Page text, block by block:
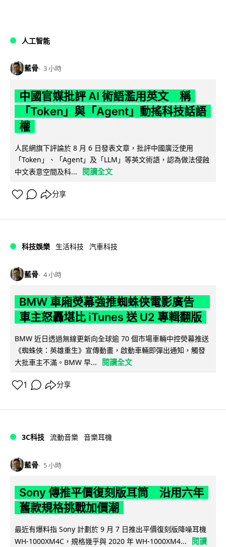
人工智能
藍骨 3 小時
中國官媒批評 AI 術語濫用英文 稱
「Token」與「Agent」動搖科技話語
權
人民網旗下評論於 8 月 6 日發表文章，批評中國廣泛使用
「Token」、「Agent」及「LLM」等英文術語，認為做法侵蝕
中文表意空間及科...
閱讀全文
分享
科技娛樂 生活科技 汽車科技
藍骨 4 小時
BMW 車廂熒幕強推蜘蛛俠電影廣告
車主怒轟堪比 iTunes 送 U2 專輯翻版
BMW 近日透過無線更新向全球逾 70 個市場車輛中控熒幕推送
《蜘蛛俠：英雄重生》宣傳動畫，啟動車輛即彈出通知，觸發
大批車主不滿。BMW 早...
閱讀全文
1 分享
3C科技 流動音樂 音樂耳機
藍骨 5 小時
Sony 傳推平價復刻版耳筒 沿用六年
舊款規格挑戰加價潮
最近有爆料指 Sony 計劃於 9 月 7 日推出平價復刻版降噪耳機
WH-1000XM4C，規格幾乎與 2020 年 WH-1000XM4...
閱讀